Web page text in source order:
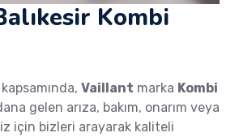
Kombi
kapsamında, Vaillant marka Kombi
gelen arıza, bakım, onarım veya
için bizleri arayarak kaliteli